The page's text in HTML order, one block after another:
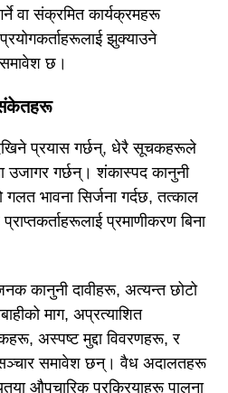
वा संक्रमित कार्यक्रमहरू
झुक्याउने
समावेश छ।
संकेतहरू
प्रयास गर्छन्, धेरै सूचकहरूले
उजागर गर्छन्। शंकास्पद कानुनी
भावना सिर्जना गर्दछ, तत्काल
प्रमाणीकरण बिना
कानुनी दावीहरू, अत्यन्त छोटो
माग, अप्रत्याशित
अस्पष्ट मुद्दा विवरणहरू, र
सञ्चार समावेश छन्। वैध अदालतहरू
औपचारिक प्रक्रियाहरू पालना